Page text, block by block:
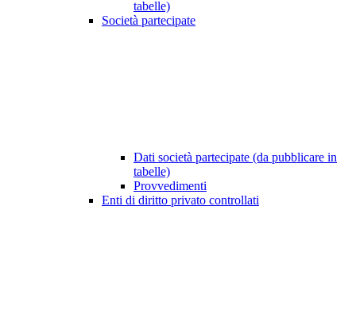
tabelle)
Società partecipate
Dati società partecipate (da pubblicare in
tabelle)
Provvedimenti
Enti di diritto privato controllati